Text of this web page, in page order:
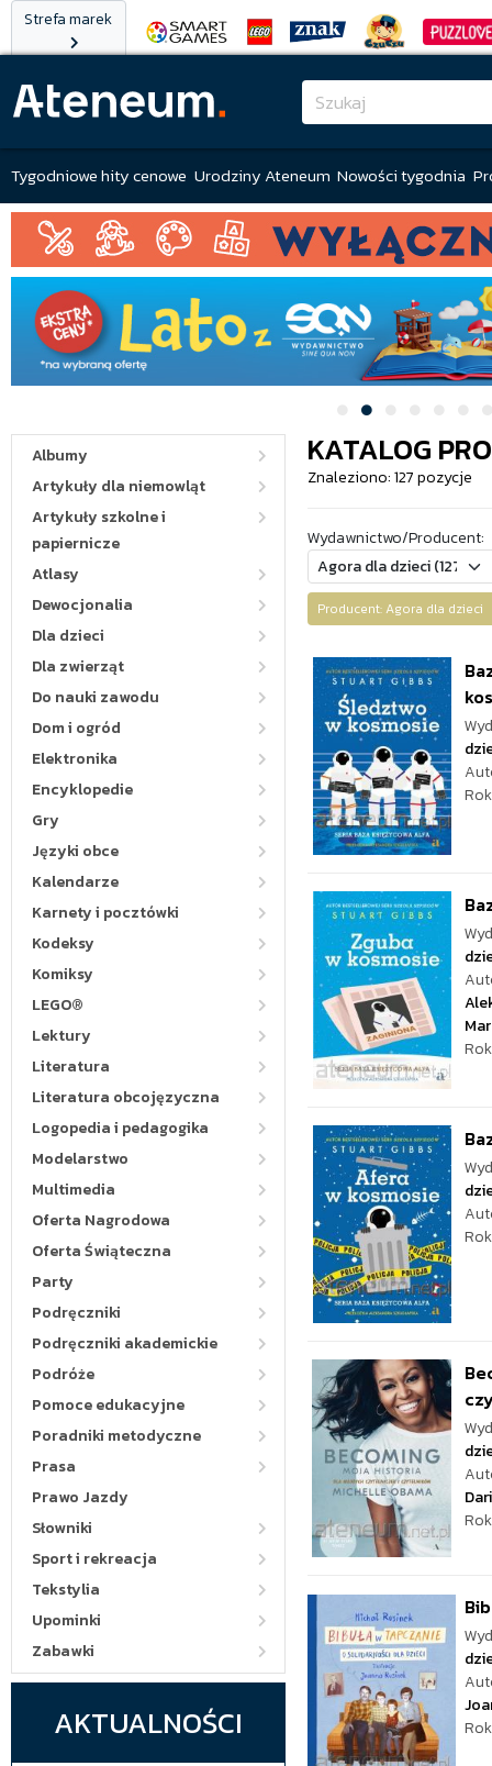
Strefa marek
Tygodniowe hity cenowe Urodziny Ateneum Nowości tygodnia
Albumy
Artykuły dla niemowląt
Artykuły szkolne i
papiernicze
Atlasy
Dewocjonalia
Dla dzieci
Dla zwierząt
Do nauki zawodu
Dom i ogród
Elektronika
Encyklopedie
Gry
Języki obce
Kalendarze
Karnety i pocztówki
Kodeksy
Komiksy
LEGO®
Lektury
Literatura
Literatura obcojęzyczna
Logopedia i pedagogika
Modelarstwo
Multimedia
Oferta Nagrodowa
Oferta Świąteczna
Party
Podręczniki
Podręczniki akademickie
Podróże
Pomoce edukacyjne
Poradniki metodyczne
Prasa
Prawo Jazdy
Słowniki
Sport i rekreacja
Tekstylia
Upominki
Zabawki
AKTUALNOŚCI
KATALOG
Znaleziono: 127 pozycje
Wydawnictwo/Producent:
Producent: Agora dla